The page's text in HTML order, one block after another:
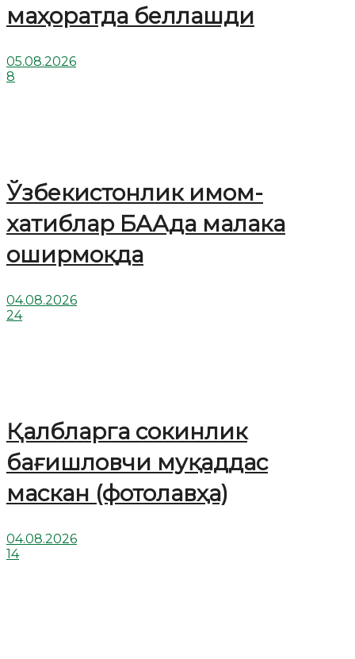
маҳоратда беллашди
05.08.2026
8
Ўзбекистонлик имом-
хатиблар БААда малака
оширмоқда
04.08.2026
24
Қалбларга сокинлик
бағишловчи муқаддас
маскан (фотолавҳа)
04.08.2026
14